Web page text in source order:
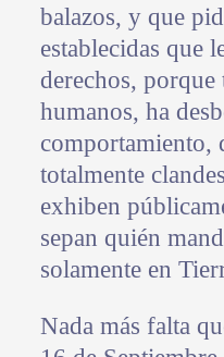
balazos, y que
establecidas que
derechos, porque
humanos, ha
comportamiento,
totalmente
exhiben
sepan quién
solamente en
Nada más falta